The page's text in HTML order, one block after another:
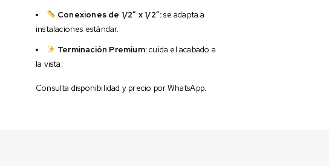
Conexiones de 1/2″ x 1/2″:se adapta a
instalaciones estándar.
Terminación Premium:cuida el acabado a
la vista.
Consulta disponibilidad y precio por WhatsApp.